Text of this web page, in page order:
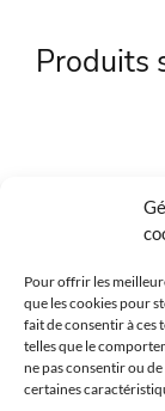
Pour offrir les
que les cookies pour
fait de consentir à ces
telles que le
ne pas consentir ou
certaines
Finition
Garantie
Dimensions
Produits